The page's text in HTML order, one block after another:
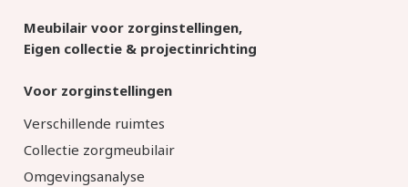
Meubilair voor zorginstellingen,
Eigen collectie & projectinrichting
Voor zorginstellingen
Verschillende ruimtes
Collectie zorgmeubilair
Omgevingsanalyse